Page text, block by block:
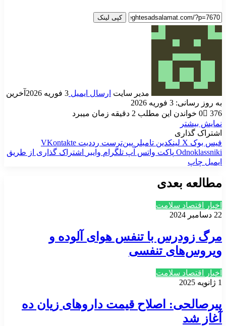
کپی لینک
مدیر سایت ارسال ایمیل 3 فوریه 2026
آخرین
به روز رسانی: 3 فوریه 2026
0
376
خواندن این مطلب 2 دقیقه زمان میبرد
نمایش بیشتر
اشتراک گذاری
فیس بوک X لینکدین ‫تامبلر ‫پین‌ترست ‫رددیت ‫VKontakte
‫Odnoklassniki پاکت واتس آپ تلگرام وایبر
اشتراک گذاری از طریق
ایمیل چاپ
مطالعه بعدی
اخبار اقتصاد سلامت
22 دسامبر 2024
مرگ زودرس با تنفس هوای آلوده و
ویروس‌های تنفسی
اخبار اقتصاد سلامت
1 ژانویه 2025
پیرصالحی: اصلاح قیمت داروهای زیان ده
آغاز شد